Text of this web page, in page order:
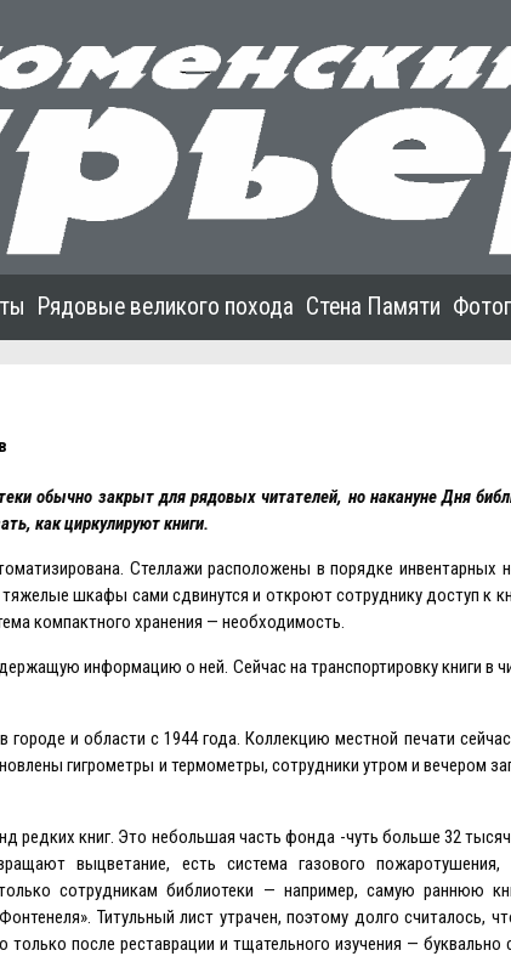
Рядовые великого похода Стена Памяти
обычно закрыт для рядовых читателей, но накануне Дня
как циркулируют книги.
Стеллажи расположены в порядке
шкафы сами сдвинутся и откроют сотруднику доступ к
компактного хранения — необходимость.
информацию о ней. Сейчас на транспортировку книги в
городе и области с 1944 года. Коллекцию местной печати
гигрометры и термометры, сотрудники утром и вечером
редких книг. Это небольшая часть фонда -чуть больше 32
выцветание, есть система газового пожаротушения,
сотрудникам библиотеки — например, самую раннюю
Титульный лист утрачен, поэтому долго считалось,
только после реставрации и тщательного изучения —